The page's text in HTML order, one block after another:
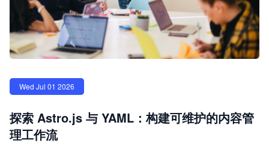
Wed Jul 01 2026
探索 Astro.js 与 YAML：构建可维护的内容管
理工作流